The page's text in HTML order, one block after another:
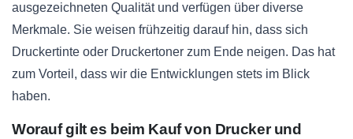
ausgezeichneten Qualität und verfügen über diverse
Merkmale. Sie weisen frühzeitig darauf hin, dass sich
Druckertinte oder Druckertoner zum Ende neigen. Das hat
zum Vorteil, dass wir die Entwicklungen stets im Blick
haben.
Worauf gilt es beim Kauf von Drucker und